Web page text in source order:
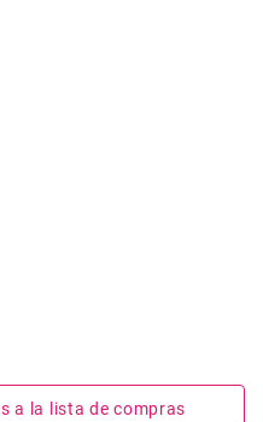
a la lista de compras